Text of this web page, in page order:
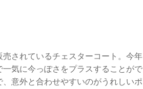
されているチェスターコート。今年
気に今っぽさをプラスすることがで
意外と合わせやすいのがうれしいポ